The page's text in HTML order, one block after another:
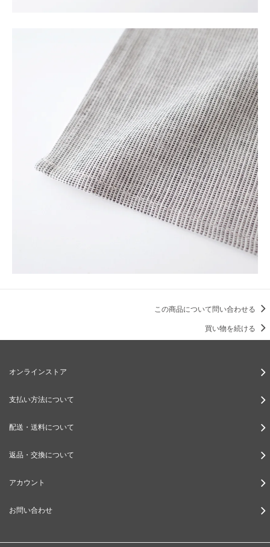
この商品について問い合わせる
買い物を続ける
オンラインストア
支払い方法について
配送・送料について
返品・交換について
アカウント
お問い合わせ